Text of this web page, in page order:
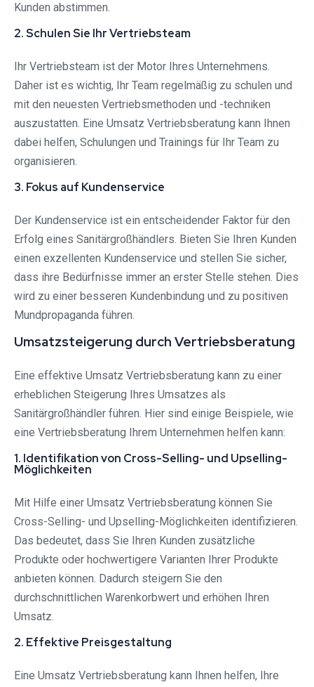
Kunden abstimmen.
2. Schulen Sie Ihr Vertriebsteam
Ihr Vertriebsteam ist der Motor Ihres Unternehmens.
Daher ist es wichtig, Ihr Team regelmäßig zu schulen und
mit den neuesten Vertriebsmethoden und -techniken
auszustatten. Eine Umsatz Vertriebsberatung kann Ihnen
dabei helfen, Schulungen und Trainings für Ihr Team zu
organisieren.
3. Fokus auf Kundenservice
Der Kundenservice ist ein entscheidender Faktor für den
Erfolg eines Sanitärgroßhändlers. Bieten Sie Ihren Kunden
einen exzellenten Kundenservice und stellen Sie sicher,
dass ihre Bedürfnisse immer an erster Stelle stehen. Dies
wird zu einer besseren Kundenbindung und zu positiven
Mundpropaganda führen.
Umsatzsteigerung durch Vertriebsberatung
Eine effektive Umsatz Vertriebsberatung kann zu einer
erheblichen Steigerung Ihres Umsatzes als
Sanitärgroßhändler führen. Hier sind einige Beispiele, wie
eine Vertriebsberatung Ihrem Unternehmen helfen kann:
1. Identifikation von Cross-Selling- und Upselling-
Möglichkeiten
Mit Hilfe einer Umsatz Vertriebsberatung können Sie
Cross-Selling- und Upselling-Möglichkeiten identifizieren.
Das bedeutet, dass Sie Ihren Kunden zusätzliche
Produkte oder hochwertigere Varianten Ihrer Produkte
anbieten können. Dadurch steigern Sie den
durchschnittlichen Warenkorbwert und erhöhen Ihren
Umsatz.
2. Effektive Preisgestaltung
Eine Umsatz Vertriebsberatung kann Ihnen helfen, Ihre